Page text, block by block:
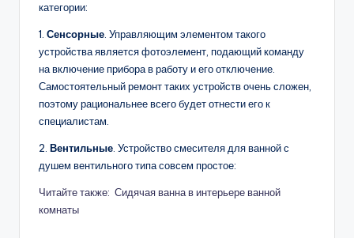
категории:
1. Сенсорные . Управляющим элементом такого
устройства является фотоэлемент, подающий команду
на включение прибора в работу и его отключение.
Самостоятельный ремонт таких устройств очень сложен,
поэтому рациональнее всего будет отнести его к
специалистам.
2. Вентильные . Устройство смесителя для ванной с
душем вентильного типа совсем простое:
Читайте также: Сидячая ванна в интерьере ванной
комнаты